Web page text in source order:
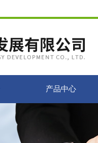
产品中心